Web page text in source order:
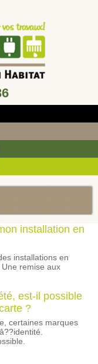
installation en
installations en
remise aux
est-il possible
?
certaines marques